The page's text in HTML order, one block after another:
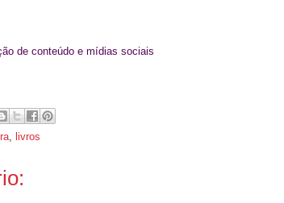
de conteúdo e mídias sociais
, livros